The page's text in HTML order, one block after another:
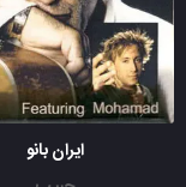
ایران بانو